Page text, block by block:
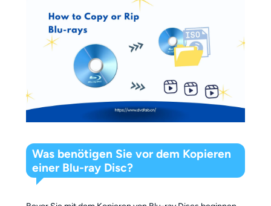
Was benötigen Sie vor dem Kopieren
einer Blu-ray Disc?